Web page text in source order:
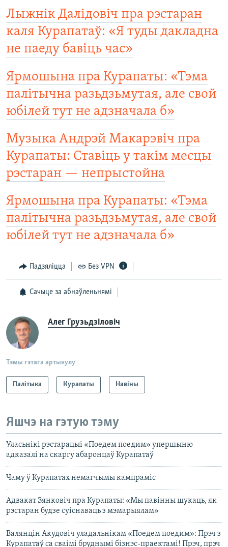
Лыжнік Далідовіч пра рэстаран
каля Курапатаў: «Я туды дакладна
не паеду бавіць час»
Ярмошына пра Курапаты: «Тэма
палітычна разьдзьмутая, але свой
юбілей тут не адзначала б»
Музыка Андрэй Макарэвіч пра
Курапаты: Ставіць у такім месцы
рэстаран — непрыстойна
Ярмошына пра Курапаты: «Тэма
палітычна разьдзьмутая, але свой
юбілей тут не адзначала б»
Падзяліцца Без VPN
Сачыце за абнаўленьнямі
Алег Грузьдзіловіч
Тэмы гэтага артыкулу
Палітыка Курапаты Навіны
Яшчэ на гэтую тэму
Уласьнікі рэстарацыі «Поедем поедим» упершыню
адказалі на скаргу абаронцаў Курапатаў
Чаму ў Курапатах немагчымы кампраміс
Адвакат Зянковіч пра Курапаты: «Мы павінны шукаць, як
рэстаран будзе суіснаваць з мэмарыялам»
Валянцін Акудовіч уладальнікам «Поедем поедим»: Прэч з
Курапатаў са сваімі бруднымі бізнэс-праектамі! Прэч, прэч